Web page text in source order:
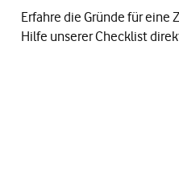
Erfahre die Gründe für eine
Hilfe unserer Checklist